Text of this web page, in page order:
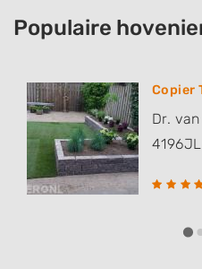
Populaire
Copier
Dr.
4196JL